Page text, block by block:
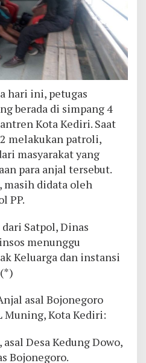
hari ini, petugas
berada di simpang 4
Kota Kediri. Saat
melakukan patroli,
masyarakat yang
para anjal tersebut.
masih didata oleh
PP.
Satpol, Dinas
menunggu
Keluarga dan instansi
asal Bojonegoro
Muning, Kota Kediri:
Desa Kedung Dowo,
Bojonegoro.